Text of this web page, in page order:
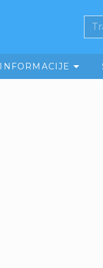
INFORMACIJE